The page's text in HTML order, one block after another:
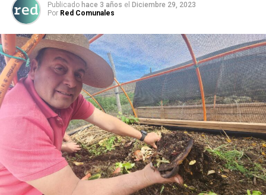
Publicado hace 3 años el Diciembre 29, 2023
Por Red Comunales